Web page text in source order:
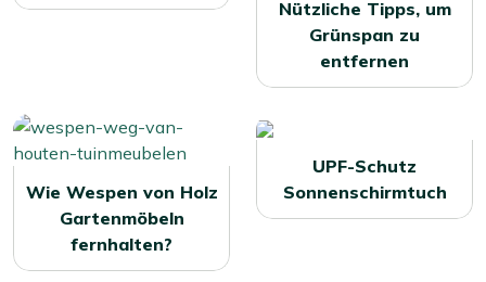
Nützliche Tipps, um
Grünspan zu
entfernen
Wie Wespen von Holz
Gartenmöbeln
fernhalten?
UPF-Schutz
Sonnenschirmtuch